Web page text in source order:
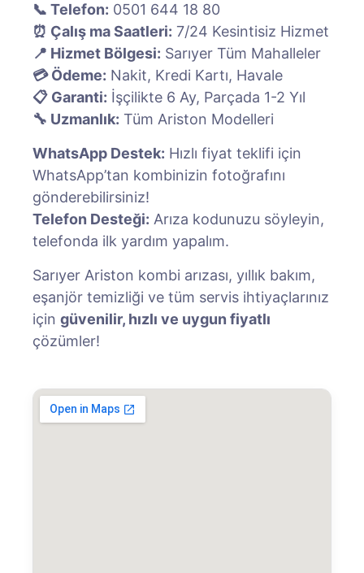
📞 Telefon: 0501 644 18 80
⏰ Çalış ma Saatleri: 7/24 Kesintisiz Hizmet
📍 Hizmet Bölgesi: Sarıyer Tüm Mahalleler
💳 Ödeme: Nakit, Kredi Kartı, Havale
📋 Garanti: İşçilikte 6 Ay, Parçada 1-2 Yıl
🔧 Uzmanlık: Tüm Ariston Modelleri
WhatsApp Destek: Hızlı fiyat teklifi için
WhatsApp’tan kombinizin fotoğrafını
gönderebilirsiniz!
Telefon Desteği: Arıza kodunuzu söyleyin,
telefonda ilk yardım yapalım.
Sarıyer Ariston kombi arızası, yıllık bakım,
eşanjör temizliği ve tüm servis ihtiyaçlarınız
için güvenilir, hızlı ve uygun fiyatlı
çözümler!